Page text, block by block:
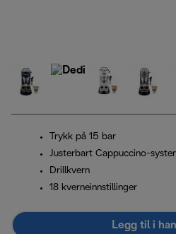
Trykk på 15 bar
Justerbart Cappuccino-
Drillkvern
18 kverneinnstillinger
Legg til i